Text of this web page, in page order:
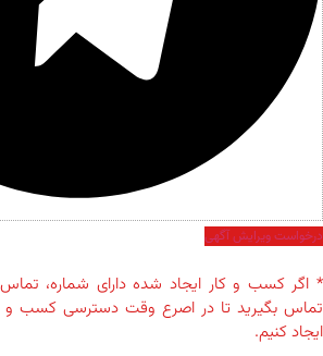
درخواست ویرایش آگهی
* اگر کسب و کار ایجاد شده دارای شماره،
تماس بگیرید تا در اصرع وقت دسترسی کسب و
ایجاد کنیم.